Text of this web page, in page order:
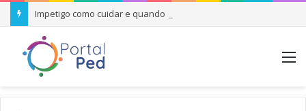
Impetigo como cuidar e quando se preocupar